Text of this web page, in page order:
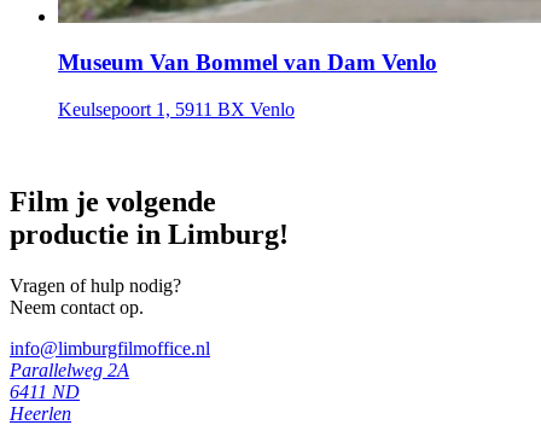
Museum Van Bommel van Dam Venlo
Keulsepoort 1, 5911 BX Venlo
Film je volgende
productie in Limburg!
Vragen of hulp nodig?
Neem contact op.
info@limburgfilmoffice.nl
Parallelweg 2A
6411 ND
Heerlen